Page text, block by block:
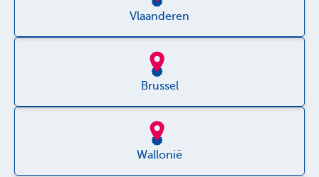
Vlaanderen
Brussel
Wallonië